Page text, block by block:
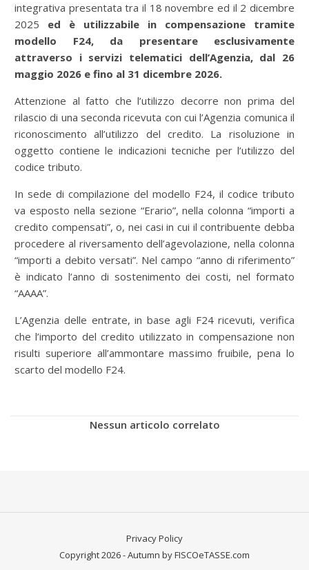
integrativa presentata tra il 18 novembre ed il 2 dicembre
2025 ed è utilizzabile in compensazione tramite
modello F24, da presentare esclusivamente
attraverso i servizi telematici dell’Agenzia, dal 26
maggio 2026 e fino al 31 dicembre 2026.
Attenzione al fatto che l’utilizzo decorre non prima del
rilascio di una seconda ricevuta con cui l’Agenzia comunica il
riconoscimento all’utilizzo del credito. La risoluzione in
oggetto contiene le indicazioni tecniche per l’utilizzo del
codice tributo.
In sede di compilazione del modello F24, il codice tributo
va esposto nella sezione “Erario”, nella colonna “importi a
credito compensati”, o, nei casi in cui il contribuente debba
procedere al riversamento dell’agevolazione, nella colonna
“importi a debito versati”. Nel campo “anno di riferimento”
è indicato l’anno di sostenimento dei costi, nel formato
“AAAA”.
L’Agenzia delle entrate, in base agli F24 ricevuti, verifica
che l’importo del credito utilizzato in compensazione non
risulti superiore all’ammontare massimo fruibile, pena lo
scarto del modello F24.
Nessun articolo correlato
Privacy Policy
Copyright 2026 - Autumn by FISCOeTASSE.com